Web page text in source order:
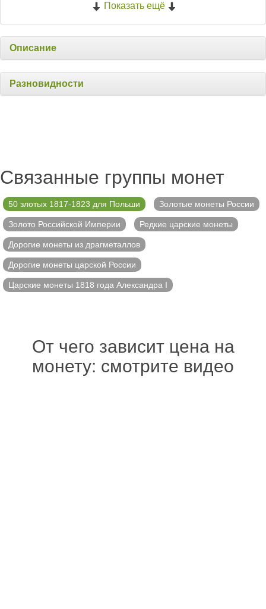
Показать ещё
Описание
Разновидности
Связанные группы монет
50 злотых 1817-1823 для Польши Золотые монеты России
Золото Российской Империи Редкие царские монеты
Дорогие монеты из драгметаллов
Дорогие монеты царской России
Царские монеты 1818 года Александра I
От чего зависит цена на
монету: смотрите видео